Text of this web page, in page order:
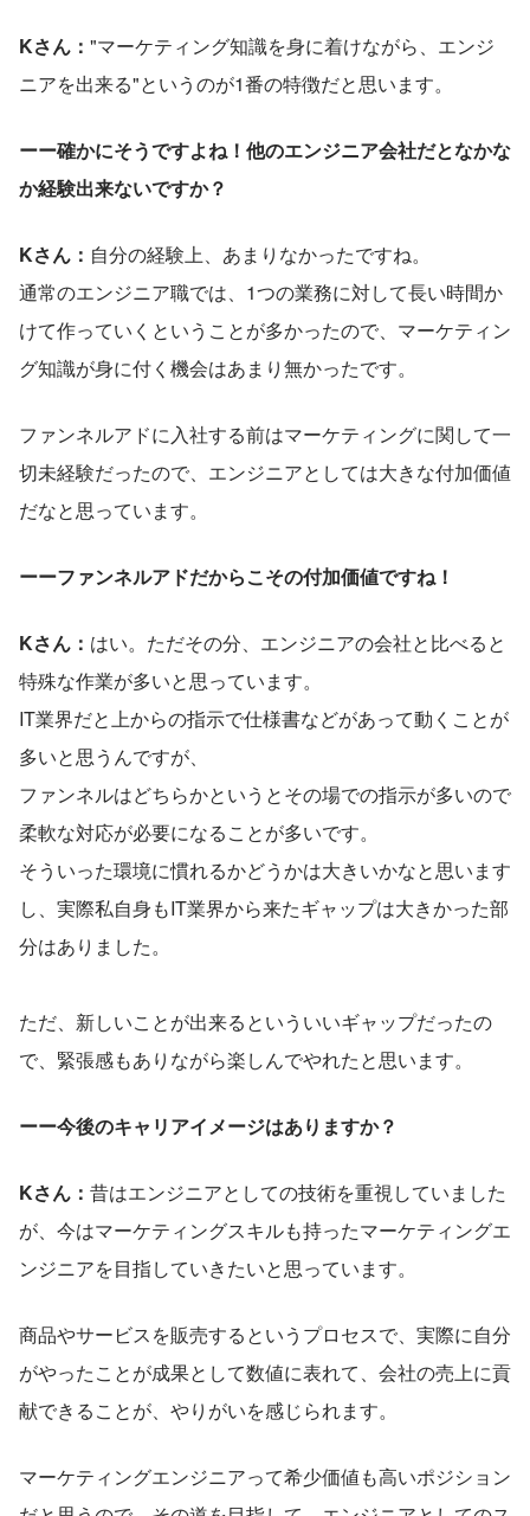
Kさん： "マーケティング知識を身に着けながら、エンジ
ニアを出来る"というのが1番の特徴だと思います。
ーー確かにそうですよね！他のエンジニア会社だとなかな
か経験出来ないですか？
Kさん： 自分の経験上、あまりなかったですね。
通常のエンジニア職では、1つの業務に対して長い時間か
けて作っていくということが多かったので、マーケティン
グ知識が身に付く機会はあまり無かったです。
ファンネルアドに入社する前はマーケティングに関して一
切未経験だったので、エンジニアとしては大きな付加価値
だなと思っています。
ーーファンネルアドだからこその付加価値ですね！
Kさん： はい。ただその分、エンジニアの会社と比べると
特殊な作業が多いと思っています。
IT業界だと上からの指示で仕様書などがあって動くことが
多いと思うんですが、
ファンネルはどちらかというとその場での指示が多いので
柔軟な対応が必要になることが多いです。
そういった環境に慣れるかどうかは大きいかなと思います
し、実際私自身もIT業界から来たギャップは大きかった部
分はありました。
ただ、新しいことが出来るといういいギャップだったの
で、緊張感もありながら楽しんでやれたと思います。
ーー今後のキャリアイメージはありますか？
Kさん： 昔はエンジニアとしての技術を重視していました
が、今はマーケティングスキルも持ったマーケティングエ
ンジニアを目指していきたいと思っています。
商品やサービスを販売するというプロセスで、実際に自分
がやったことが成果として数値に表れて、会社の売上に貢
献できることが、やりがいを感じられます。
マーケティングエンジニアって希少価値も高いポジション